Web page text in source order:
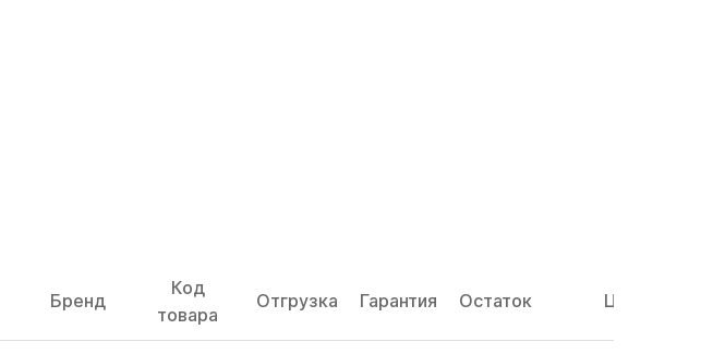
Бренд
Код
товара
Отгрузка Гарантия Остаток Цена